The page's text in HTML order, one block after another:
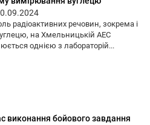
радіоактивних речовин, зокрема і
на Хмельницькій АЕС
однією з лабораторій...
виконання бойового завдання